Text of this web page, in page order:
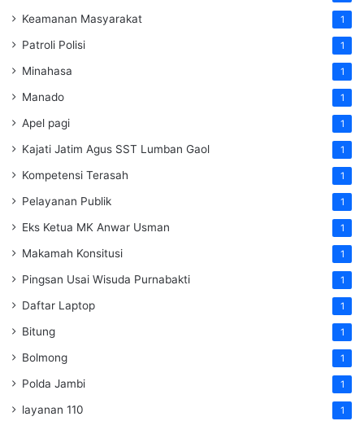
Keamanan Masyarakat 1
Patroli Polisi 1
Minahasa 1
Manado 1
Apel pagi 1
Kajati Jatim Agus SST Lumban Gaol 1
Kompetensi Terasah 1
Pelayanan Publik 1
Eks Ketua MK Anwar Usman 1
Makamah Konsitusi 1
Pingsan Usai Wisuda Purnabakti 1
Daftar Laptop 1
Bitung 1
Bolmong 1
Polda Jambi 1
layanan 110 1